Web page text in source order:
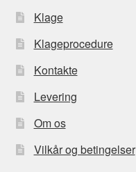
Klage
Klageprocedure
Kontakte
Levering
Om os
Vilkår og betingelser